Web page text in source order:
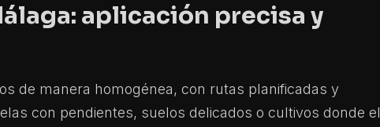
aplicación precisa y
de manera homogénea, con rutas planificadas y
con pendientes, suelos delicados o cultivos donde el